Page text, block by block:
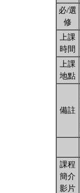
必/選
修
上課
時間
上課
地點
備註
課程
簡介
影片